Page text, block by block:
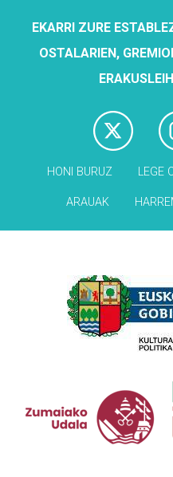
EKARRI ZURE
OSTALARIEN,
HONI BURUZ LEGE
ARAUAK